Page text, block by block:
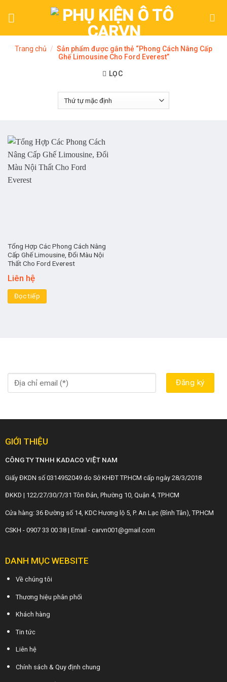
Trang chủ / Sản phẩm được gắn thẻ “Phong Cách Nâng Cấp
Ghế Limousine Cho Ford Everest”
LỌC
Tổng Hợp Các Phong Cách Nâng
Cấp Ghế Limousine, Đổi Màu Nội
Thất Cho Ford Everest
Liên hệ
Đọc tiếp
GIỚI THIỆU
CÔNG TY TNHH KADACO VIỆT NAM
Giấy ĐKDN số 0314952049 do Sở KHĐT TP.HCM cấp ngày 28/3/2018
ĐKKD | 122/27/30/7/31 Tôn Đản, Phường 10, Quận 4, TP.HCM
Cửa hàng: 36 Đường số 14, KDC Hương lộ 5, P. An Lạc (Bình Tân), TP.HCM
CSKH - 0907 33 00 38 | Email - carvn001@gmail.com
DANH MỤC WEBSITE
Về chúng tôi
Thương hiệu phân phối
Khách hàng
Tin tức
Liên hệ
Chính sách & Quy định chung